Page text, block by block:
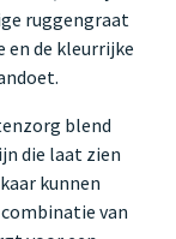
ruggengraat
en de kleurrijke
blend
die laat zien
kunnen
van